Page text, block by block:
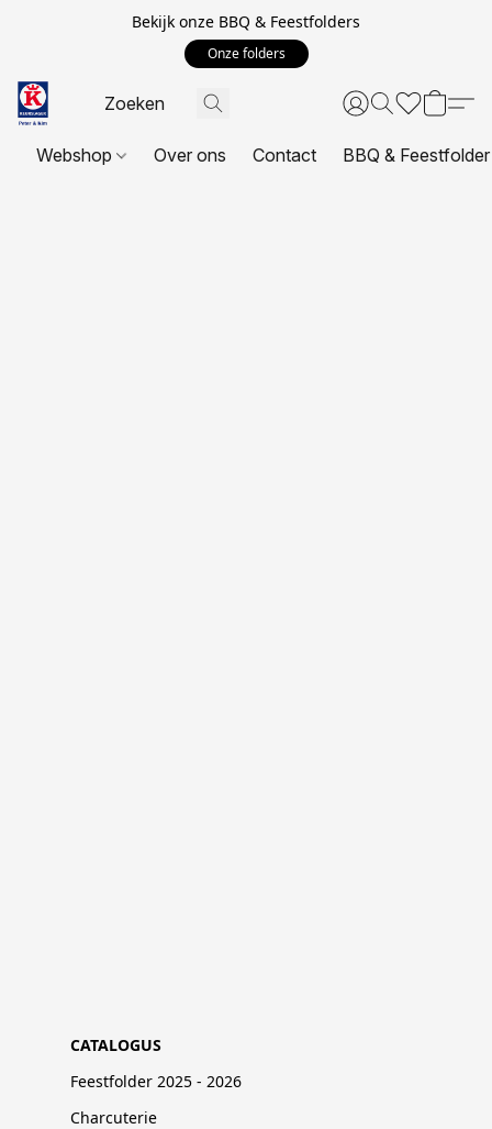
Bekijk onze BBQ & Feestfolders
Onze folders
Webshop Over ons Contact BBQ & Feestfolder
CATALOGUS
Feestfolder 2025 - 2026
Charcuterie